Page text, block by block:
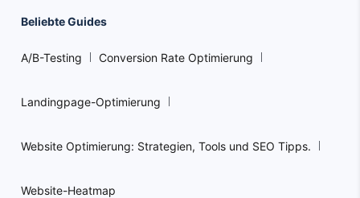
Beliebte Guides
A/B-Testing Conversion Rate Optimierung
Landingpage-Optimierung
Website Optimierung: Strategien, Tools und SEO Tipps.
Website-Heatmap